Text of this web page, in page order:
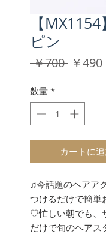
【
ピン
￥700 通
格
￥490セ
数量 *
カートに
♫今話題のヘアア
つけるだけで簡単
♡忙しい朝でも、
だけで旬のヘアス